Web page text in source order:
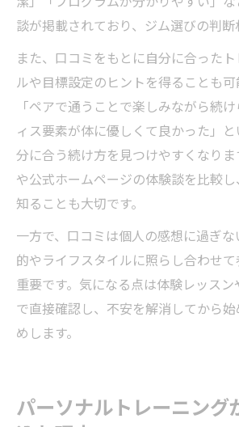
談が掲載されており、ジム選びの判断
また、口コミをもとに自分に合った
ルや目標設定のヒントを得ることも
「ペアで通うことで楽しみながら続
ィス要素が体に優しくて良かった」
分に合う続け方を見つけやすくなり
や公式ホームページの体験談を比較
知ることも大切です。
一方で、口コミは個人の感想に過ぎ
的やライフスタイルに照らし合わせ
重要です。気になる点は体験レッス
で直接確認し、不安を解消してから
めします。
パーソナルトレーニング